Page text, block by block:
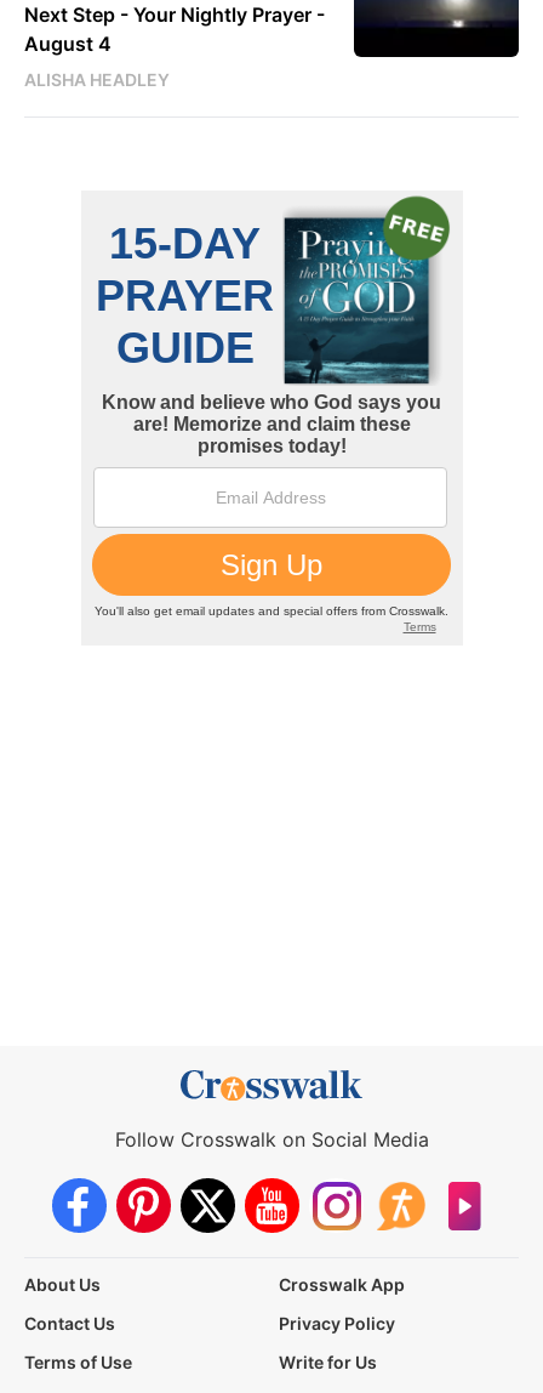
Next Step - Your Nightly Prayer -
August 4
ALISHA HEADLEY
Follow Crosswalk on Social Media
About Us
Crosswalk App
Contact Us
Privacy Policy
Terms of Use
Write for Us